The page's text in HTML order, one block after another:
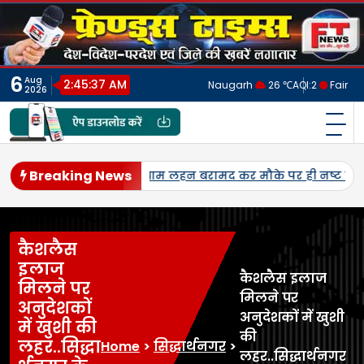
Skip
content
6 Aug
2026
2:45:40 AM Naugarh 26 ℃AQI:2 Fair
फ्रेंड्स टाइम्स
Breaking News
जनेश्वर मिश्र की जयंती पर सपा नेताओं ने किया नमन,
कैशलैस
इलाज
मिलने पर
अनुदेशकों
में खुशी की
लहर..सिद्धाHome > सिद्धार्थनगर >
कैशलैस इलाज
मिलने पर
अनुदेशकों में खुशी
की
लहर..सिद्धार्थनगर